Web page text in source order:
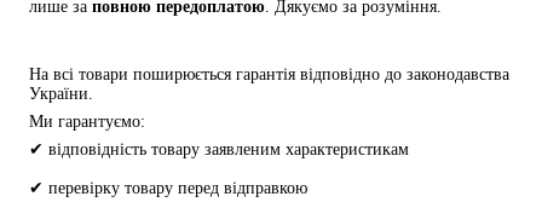
лише за повною передоплатою . Дякуємо за розуміння.
На всі товари поширюється гарантія відповідно до законодавства
України.
Ми гарантуємо:
✔ відповідність товару заявленим характеристикам
✔ перевірку товару перед відправкою